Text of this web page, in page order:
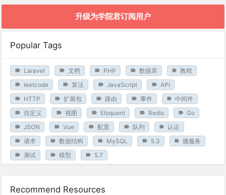
升级为学院君订阅用户
Popular Tags
Laravel 文档 PHP 数据库
教程
leetcode
算法 JavaScript
API
HTTP
扩展包 路由 事件
中间件
自定义
视图 Eloquent Redis
Go
JSON
Vue 配置 队列
认证
请求
数据结构 MySQL 5.3
微服务
测试
模型 5.7
Recommend Resources